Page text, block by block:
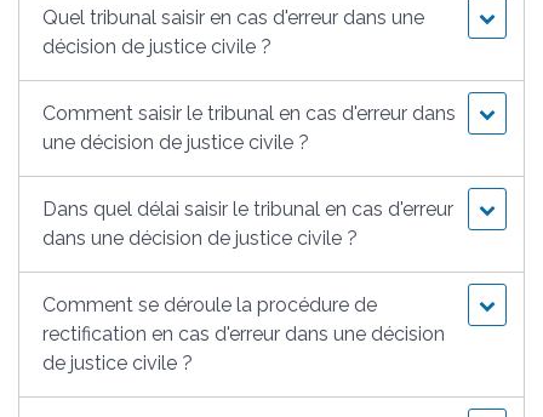
Quel tribunal saisir en cas d'erreur dans une
décision de justice civile ?
Comment saisir le tribunal en cas d'erreur dans
une décision de justice civile ?
Dans quel délai saisir le tribunal en cas d'erreur
dans une décision de justice civile ?
Comment se déroule la procédure de
rectification en cas d'erreur dans une décision
de justice civile ?